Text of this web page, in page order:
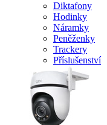
Diktafony
Hodinky
Náramky
Peněženky
Trackery
Příslušenství